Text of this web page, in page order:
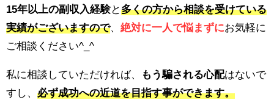
15年以上の副収入経験と多くの方から相談を受けている
実績がございますので、 絶対に一人で悩まずにお気軽に
ご相談ください^_^
私に相談していただければ、 もう騙される心配はないで
すし、 必ず成功への近道を目指す事ができます。